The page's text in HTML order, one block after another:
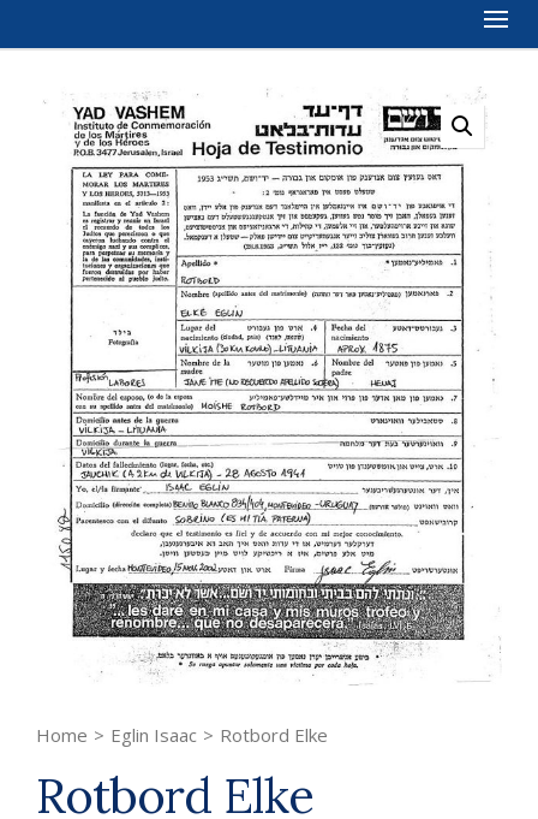
Home > Eglin Isaac > Rotbord Elke
Rotbord Elke